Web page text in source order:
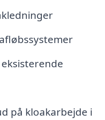
på kloakarbejde i